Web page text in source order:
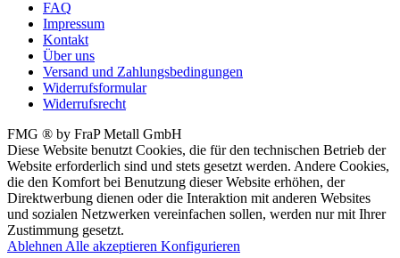
FAQ
Impressum
Kontakt
Über uns
Versand und Zahlungsbedingungen
Widerrufsformular
Widerrufsrecht
FMG ® by FraP Metall GmbH
Diese Website benutzt Cookies, die für den technischen Betrieb der
Website erforderlich sind und stets gesetzt werden. Andere Cookies,
die den Komfort bei Benutzung dieser Website erhöhen, der
Direktwerbung dienen oder die Interaktion mit anderen Websites
und sozialen Netzwerken vereinfachen sollen, werden nur mit Ihrer
Zustimmung gesetzt.
Ablehnen Alle akzeptieren Konfigurieren